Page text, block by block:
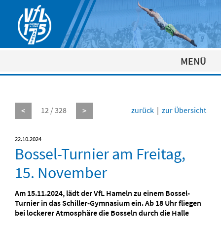
MENÜ
< 12 / 328 > zurück | zur Übersicht
22.10.2024
Bossel-Turnier am Freitag,
15. November
Am 15.11.2024, lädt der VfL Hameln zu einem Bossel-
Turnier in das Schiller-Gymnasium ein. Ab 18 Uhr fliegen
bei lockerer Atmosphäre die Bosseln durch die Halle